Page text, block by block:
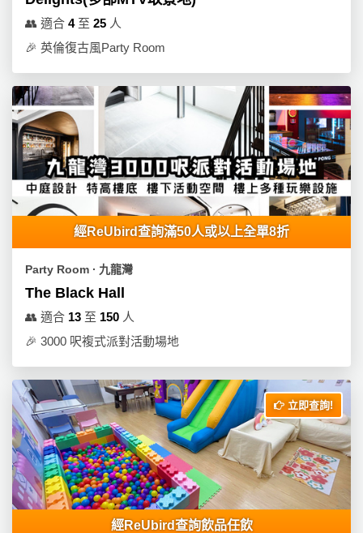
蛋
糕
及
花
藝
禮
品
訂
禮
物
地
佈
置
用
品
即
食
即
煮
慶
祝
拍
拖
企
業
司
活
動
婚
禮
親
子
活
動
會
員
夾
時
間
神
器
情
侶
心
清
單
聯
👥 適合 4至 25 人
🎉 英倫復古風Party Room
經ReUbird查詢滿50人或以上全單8折
Party Room ∙ 九龍灣
The Black Hall
👥 適合 13 至 150 人
🎉 3000 呎複式派對活動場地
立即查詢!
經ReUbird查詢飲品任飲